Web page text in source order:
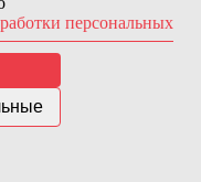
поставками из-за
персональных